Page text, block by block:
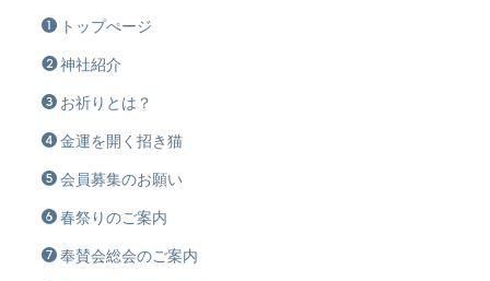
トップぺージ
神社紹介
お祈りとは？
金運を開く招き猫
会員募集のお願い
春祭りのご案内
奉賛会総会のご案内